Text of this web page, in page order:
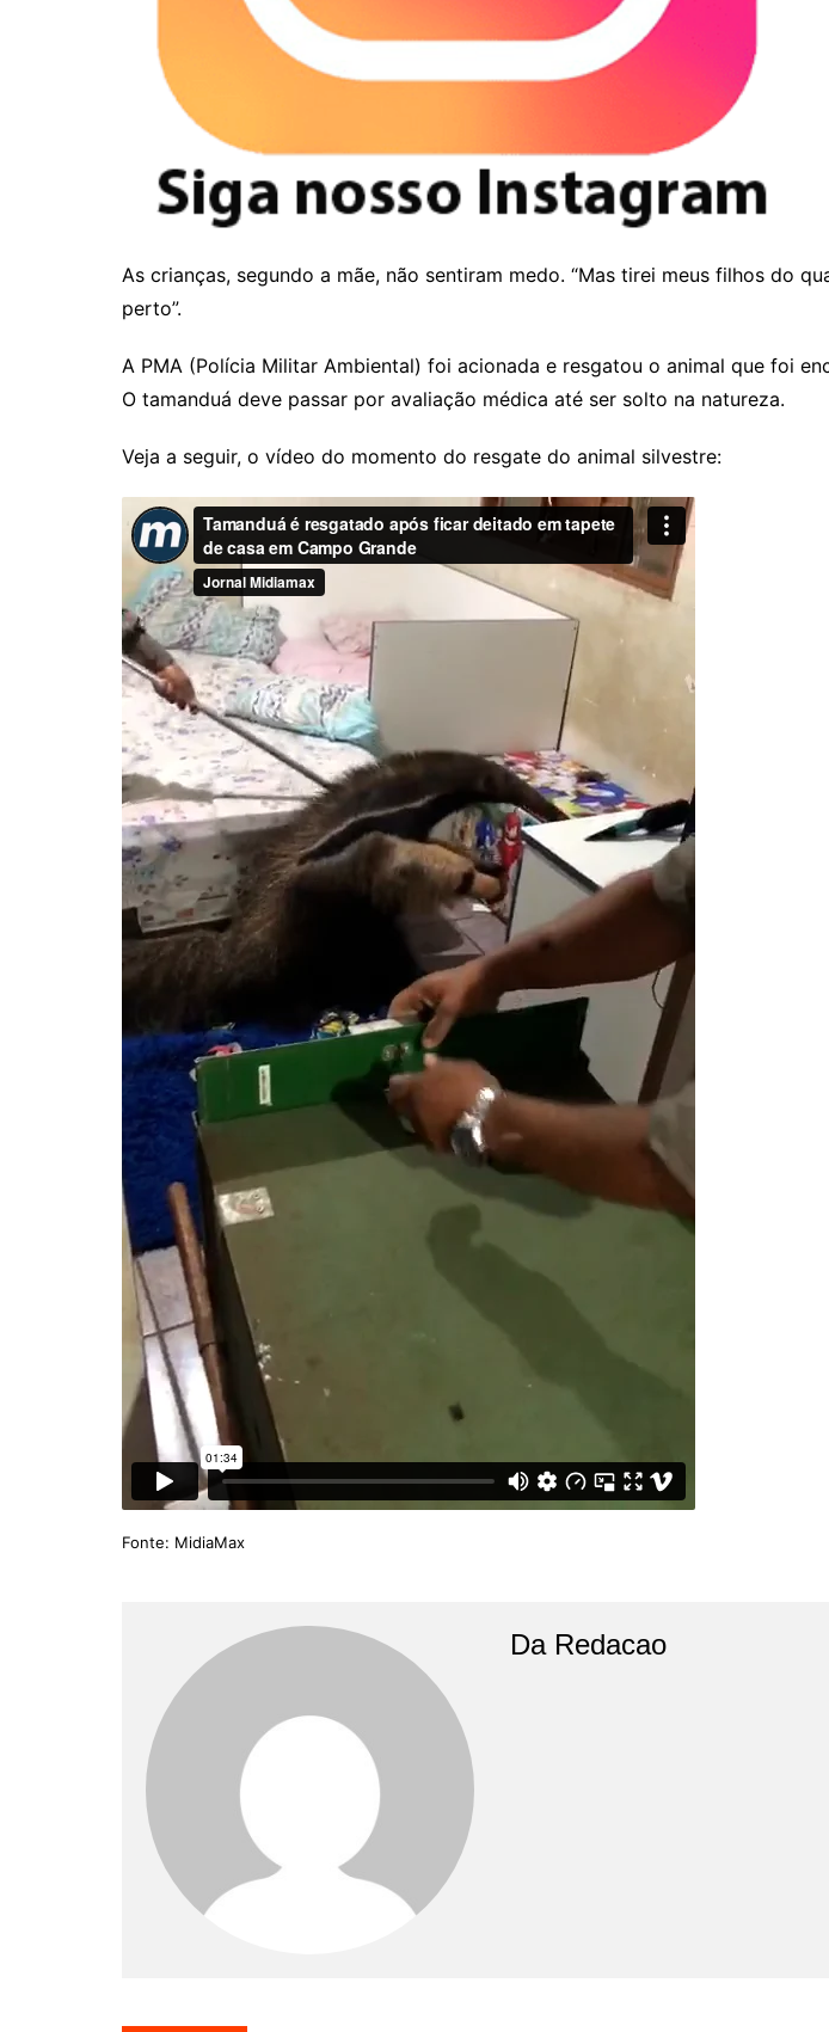
As crianças, segundo a mãe, não sentiram medo. “Mas tirei meus filhos do
perto”.
A PMA (Polícia Militar Ambiental) foi acionada e resgatou o animal que foi
O tamanduá deve passar por avaliação médica até ser solto na natureza.
Veja a seguir, o vídeo do momento do resgate do animal silvestre:
Fonte: MidiaMax
Da Redacao